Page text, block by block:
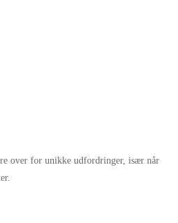
over for unikke udfordringer, især når